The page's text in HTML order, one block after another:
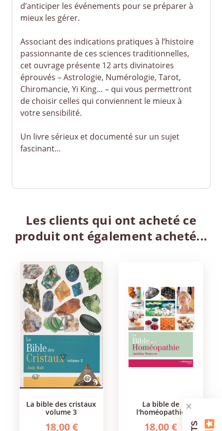
d’anticiper les événements pour se préparer à
mieux les gérer.
Associant des indications pratiques à l’histoire
passionnante de ces sciences traditionnelles,
cet ouvrage présente 12 arts divinatoires
éprouvés – Astrologie, Numérologie, Tarot,
Chiromancie, Yi King… – qui vous permettront
de choisir celles qui conviennent le mieux à
votre sensibilité.
Un livre sérieux et documenté sur un sujet
fascinant…
Les clients qui ont acheté ce
produit ont également acheté...
la bible des cristaux
volume 3
18,00 €
la bible de
l'homéopathie
18,00 €